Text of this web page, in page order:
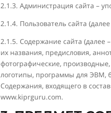
2.1.3. Администрация сайта –
2.1.4. Пользователь сайта
2.1.5. Содержание сайта (далее
их названия, предисловия,
фотографические,
логотипы, программы для ЭВМ,
Содержания, входящего в
www.kiprguru.com.